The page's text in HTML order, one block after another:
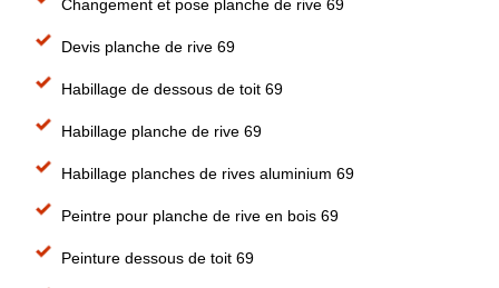
Changement et pose planche de rive 69
Devis planche de rive 69
Habillage de dessous de toit 69
Habillage planche de rive 69
Habillage planches de rives aluminium 69
Peintre pour planche de rive en bois 69
Peinture dessous de toit 69